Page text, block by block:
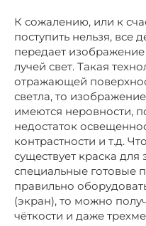
К сожалению, или к
поступить нельзя, все
передает
лучей свет. Такая
отражающей
светла, то
имеются неровности,
недостаток
контрастности и т.д.
существует краска
специальные готовые
правильно
(экран), то можно
чёткости и даже